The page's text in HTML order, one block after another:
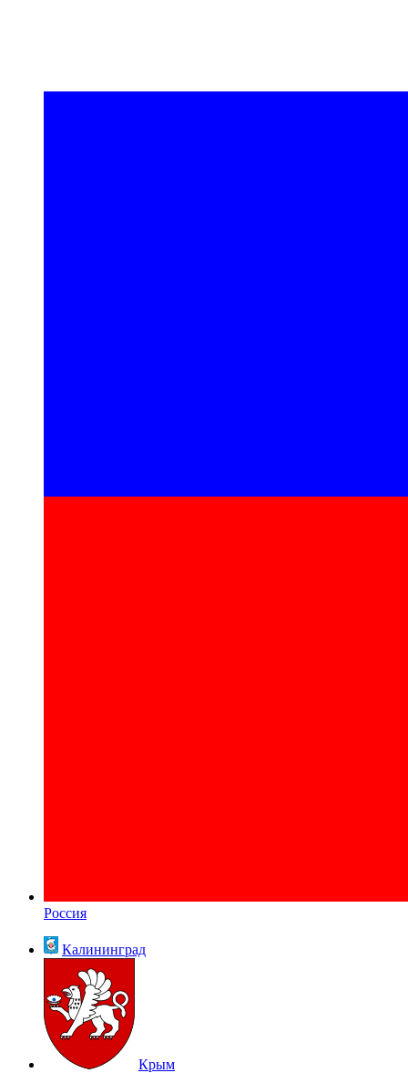
Россия
Калининград
Крым